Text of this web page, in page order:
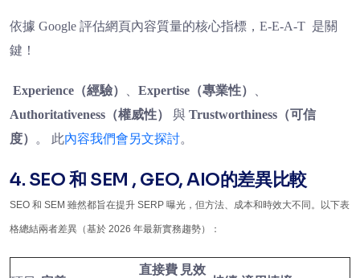
依據 Google 評估網頁內容質量的核心指標， E-E-A-T 是關
鍵！
Experience （經驗） Expertise （專業性）
Authoritativeness （權威性） 與 Trustworthiness （可信
度）
。 此內容我們會另文探討。
4. SEO 和 SEM , GEO, AIO的差異比較
SEO 和 SEM 雖然都旨在提升 SERP 曝光，但方法、成本和時效大不同。以下表
格總結兩者差異（基於 2026 年最新實務趨勢）：
直接費 見效